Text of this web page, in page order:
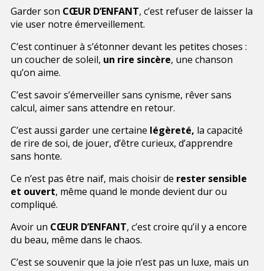
Garder son CŒUR D’ENFANT, c’est refuser de laisser la
vie user notre émerveillement.
C’est continuer à s’étonner devant les petites choses :
un coucher de soleil, un rire sincère, une chanson
qu’on aime.
C’est savoir s’émerveiller sans cynisme, rêver sans
calcul, aimer sans attendre en retour.
C’est aussi garder une certaine légèreté, la capacité
de rire de soi, de jouer, d’être curieux, d’apprendre
sans honte.
Ce n’est pas être naïf, mais choisir de rester sensible
et ouvert, même quand le monde devient dur ou
compliqué.
Avoir un CŒUR D’ENFANT, c’est croire qu’il y a encore
du beau, même dans le chaos.
C’est se souvenir que la joie n’est pas un luxe, mais un